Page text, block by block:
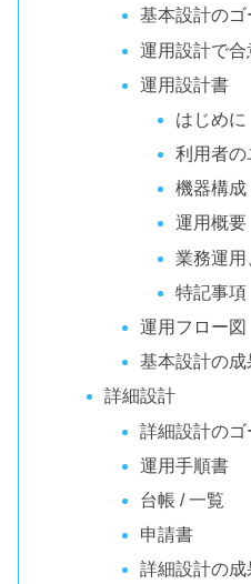
基本設計のゴ
運用設計で合
運用設計書
はじめに
利用者の
機器構成
運用概要
業務運用
特記事項
運用フロー図
基本設計の成
詳細設計
詳細設計のゴ
運用手順書
台帳 / 一覧
申請書
詳細設計の成